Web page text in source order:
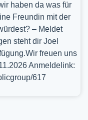
haben da was für
Freundin mit der
– Meldet
steht dir Joel
freuen uns
Anmeldelink:
617